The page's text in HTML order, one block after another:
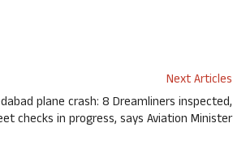
Next Articles
plane crash: 8 Dreamliners inspected,
checks in progress, says Aviation Minister